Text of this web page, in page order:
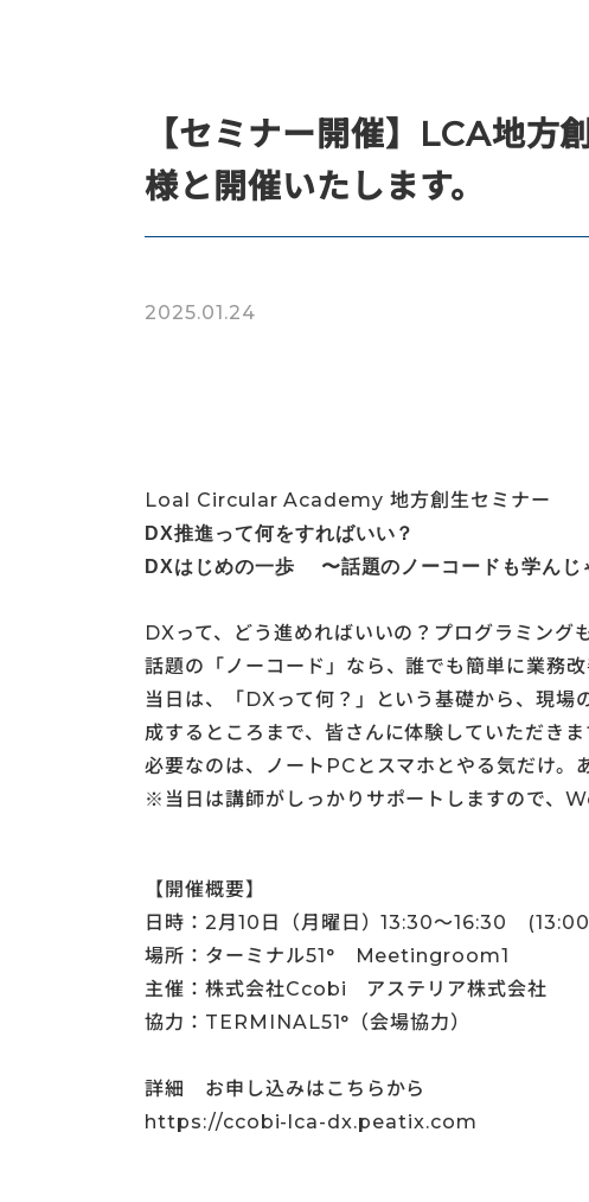
【セミナー開催】LCA地方
様と開催いたします。
2025.01.24
Loal Circular Academy 地方創生セミナー
DX推進って何をすればいい？
DXはじめの一歩 〜話題のノーコードも学んじ
DXって、どう進めればいいの？プログラミング
話題の「ノーコード」なら、誰でも簡単に業務改
当日は、「DXって何？」という基礎から、現
成するところまで、皆さんに体験していただきま
必要なのは、ノートPCとスマホとやる気だけ。
※当日は講師がしっかりサポートしますので、
【開催概要】
日時：2月10日（月曜日）13:30〜16:30
場所：ターミナル51° Meetingroom1
主催：株式会社Ccobi アステリア株式会社
協力：TERMINAL51°（会場協力）
詳細 お申し込みはこちらから
https://ccobi-lca-dx.peatix.com